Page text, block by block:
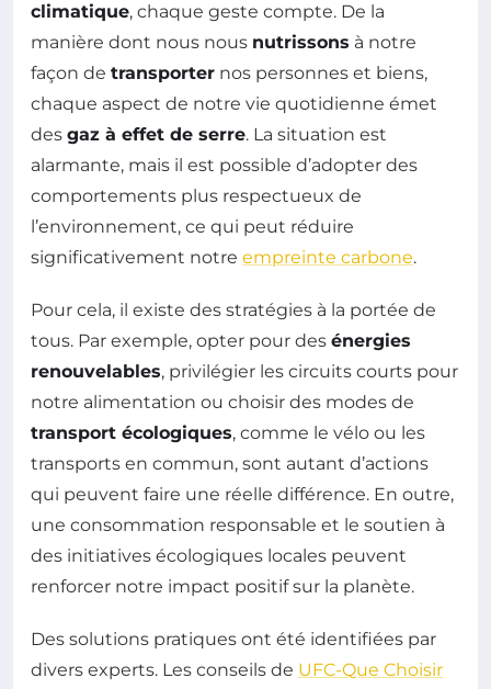
climatique, chaque geste compte. De la
manière dont nous nous nutrissons à notre
façon de transporter nos personnes et biens,
chaque aspect de notre vie quotidienne émet
des gaz à effet de serre. La situation est
alarmante, mais il est possible d’adopter des
comportements plus respectueux de
l’environnement, ce qui peut réduire
significativement notre empreinte carbone.
Pour cela, il existe des stratégies à la portée de
tous. Par exemple, opter pour des énergies
renouvelables, privilégier les circuits courts pour
notre alimentation ou choisir des modes de
transport écologiques, comme le vélo ou les
transports en commun, sont autant d’actions
qui peuvent faire une réelle différence. En outre,
une consommation responsable et le soutien à
des initiatives écologiques locales peuvent
renforcer notre impact positif sur la planète.
Des solutions pratiques ont été identifiées par
divers experts. Les conseils de UFC-Que Choisir